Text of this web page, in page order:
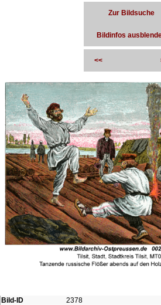
Zur Bildsuche
Bildinfos
<<
Bild-ID
2378